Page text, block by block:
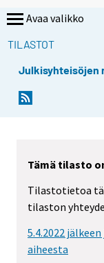
Avaa valikko
TILASTOT
Julkisyhteisöjen
Tämä tilasto
Tilastotietoa
tilaston
5.4.2022
aiheesta